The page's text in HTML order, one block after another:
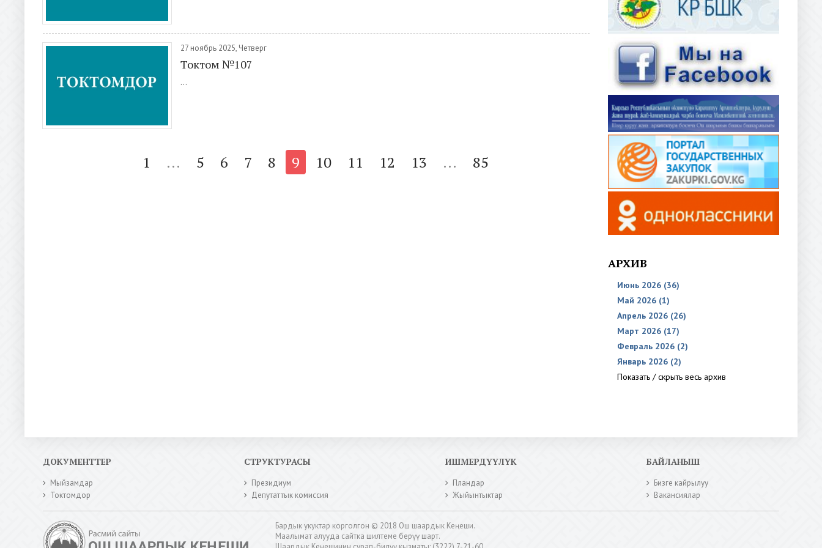
27 ноябрь 2025, Четверг
Токтом №107
...
1 ... 5 6 7 8 9 10 11 12 13 ... 85
АРХИВ
Июнь 2026 (36)
Май 2026 (1)
Апрель 2026 (26)
Март 2026 (17)
Февраль 2026 (2)
Январь 2026 (2)
Показать / скрыть весь архив
ДОКУМЕНТТЕР
Мыйзамдар
Токтомдор
СТРУКТУРАСЫ
Президиум
Депутаттык комиссия
ИШМЕРДҮҮЛҮК
Пландар
Жыйынтыктар
БАЙЛАНЫШ
Бизге кайрылуу
Вакансиялар
Бардык укуктар корголгон © 2018 Ош шаардык Кеңеши.
Маалымат алууда сайтка шилтеме берүү шарт.